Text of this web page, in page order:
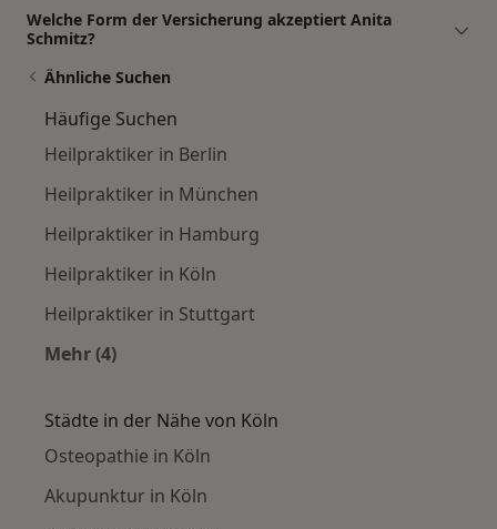
Welche Form der Versicherung akzeptiert Anita
Schmitz?
Ähnliche Suchen
Häufige Suchen
Heilpraktiker in Berlin
Heilpraktiker in München
Heilpraktiker in Hamburg
Heilpraktiker in Köln
Heilpraktiker in Stuttgart
Mehr (4)
Städte in der Nähe von Köln
Osteopathie in Köln
Akupunktur in Köln